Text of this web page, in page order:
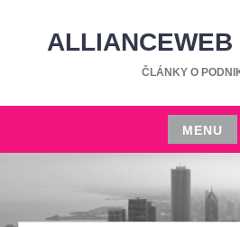
ALLIANCEWEB
ČLÁNKY O
MENU
Skip